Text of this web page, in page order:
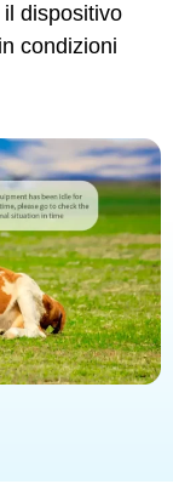
dispositivo
condizioni